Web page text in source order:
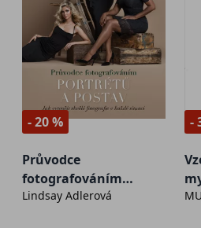
- 20 %
Průvodce
fotografováním
portrétů a postav
Lindsay Adlerová
-